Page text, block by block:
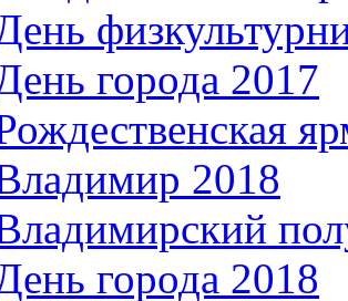
города 2017
2018
города 2018